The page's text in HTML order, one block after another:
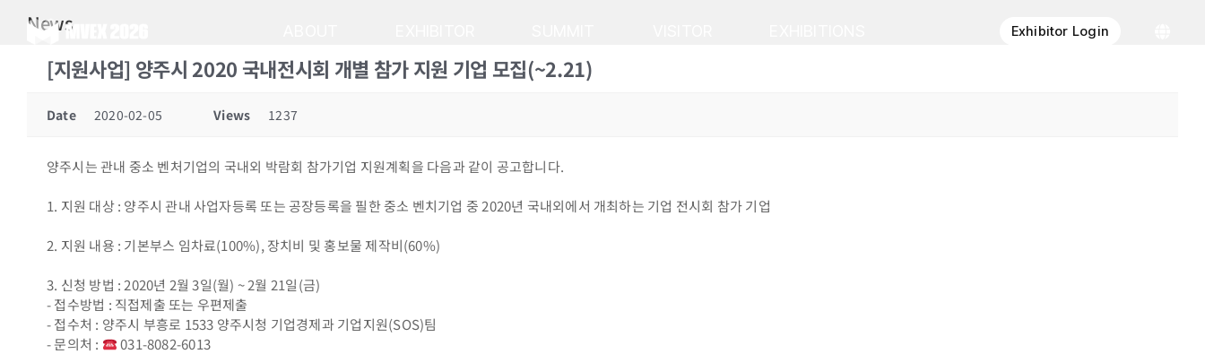
Exhibitor Login
News
[지원사업] 양주시 2020 국내전시회 개별 참가 지원 기업 모집(~2.21)
Date 2020-02-05 Views 1237
양주시는 관내 중소 벤처기업의 국내외 박람회 참가기업 지원계획을 다음과 같이 공고합니다.
1. 지원 대상 : 양주시 관내 사업자등록 또는 공장등록을 필한 중소 벤치기업 중 2020년 국내외에서 개최하는 기업 전시회 참가 기업
2. 지원 내용 : 기본부스 임차료(100%), 장치비 및 홍보물 제작비(60%)
3. 신청 방법 : 2020년 2월 3일(월) ~ 2월 21일(금)
- 접수방법 : 직접제출 또는 우편제출
- 접수처 : 양주시 부흥로 1533 양주시청 기업경제과 기업지원(SOS)팀
- 문의처 :
031-8082-6013